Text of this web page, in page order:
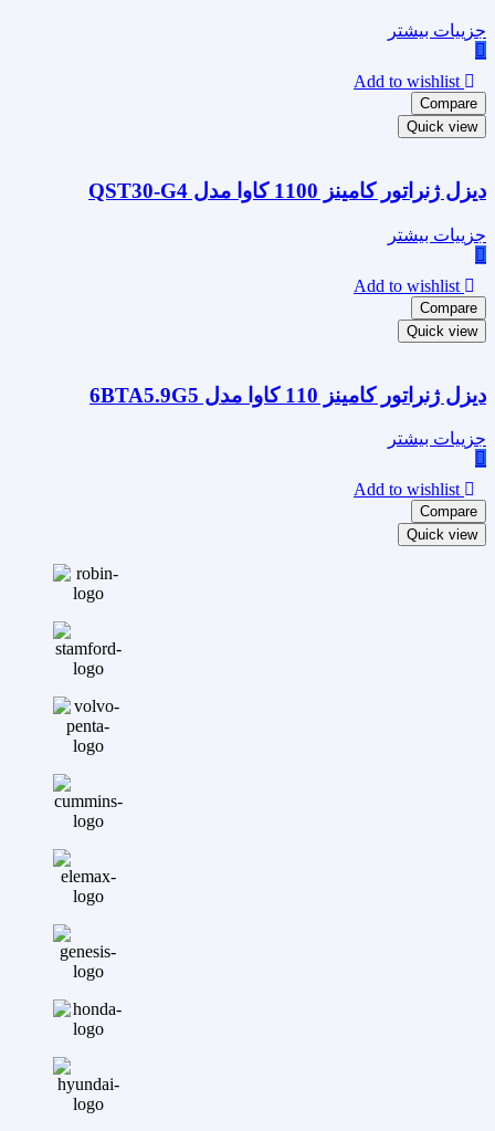
جزییات بیشتر
Add to wishlist
Compare
Quick view
دیزل ژنراتور کامینز 1100 کاوا مدل QST30-G4
جزییات بیشتر
Add to wishlist
Compare
Quick view
دیزل ژنراتور کامینز 110 کاوا مدل 6BTA5.9G5
جزییات بیشتر
Add to wishlist
Compare
Quick view